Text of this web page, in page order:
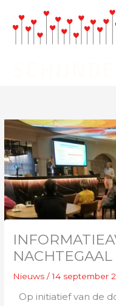
NACHTEGAAL
Nieuws /14 september
Op initiatief van de